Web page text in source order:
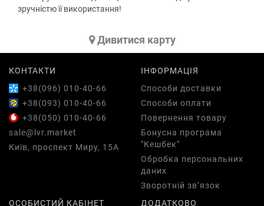
зручністю її використання!
Дивитися карту
КОНТАКТИ
+38(096) 010-40-66
+38(093) 010-40-66
+38(050) 010-40-66
sale@lvr.market
Київ, проспект Миру, 15А
ІНФОРМАЦІЯ
Способи доставки
Способи оплати
Повернення товару
Бонусна програма
"Кешбек"
Обробка персональних
даних
Зворотній зв’язок
ОСОБИСТИЙ КАБІНЕТ
ДОДАТКОВО